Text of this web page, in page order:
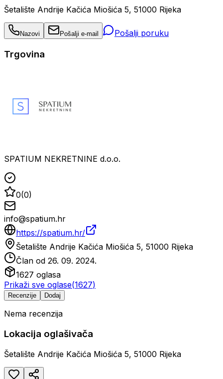
Šetalište Andrije Kačića Miošića 5, 51000 Rijeka
Nazovi Pošalji e-mail Pošalji poruku
Trgovina
SPATIUM NEKRETNINE d.o.o.
0(0)
info@spatium.hr
https://spatium.hr/
Šetalište Andrije Kačića Miošića 5, 51000 Rijeka
Član od 26. 09. 2024.
1627 oglasa
Prikaži sve oglase(1627)
Recenzije Dodaj
Nema recenzija
Lokacija oglašivača
Šetalište Andrije Kačića Miošića 5, 51000 Rijeka